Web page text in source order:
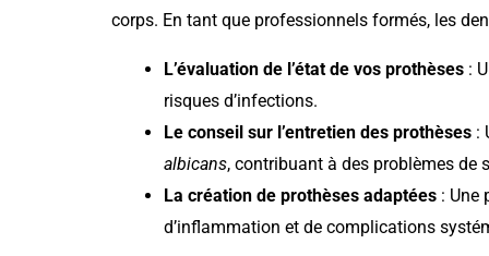
corps. En tant que professionnels formés, les
L’évaluation de l’état de vos prothèses :
risques d’infections.
Le conseil sur l’entretien des prothèses :
albicans, contribuant à des problèmes de
La création de prothèses adaptées : Une
d’inflammation et de complications